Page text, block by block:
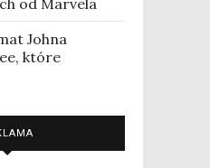
Johna
które